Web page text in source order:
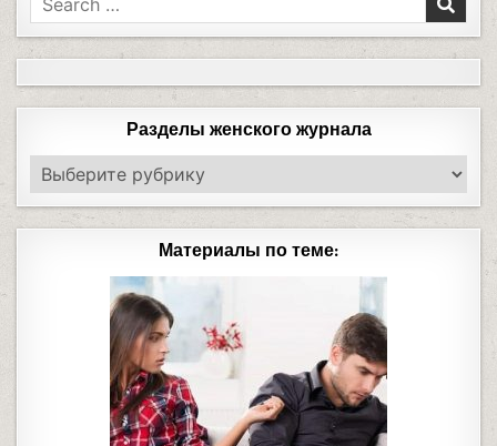
Разделы женского журнала
Материалы по теме: